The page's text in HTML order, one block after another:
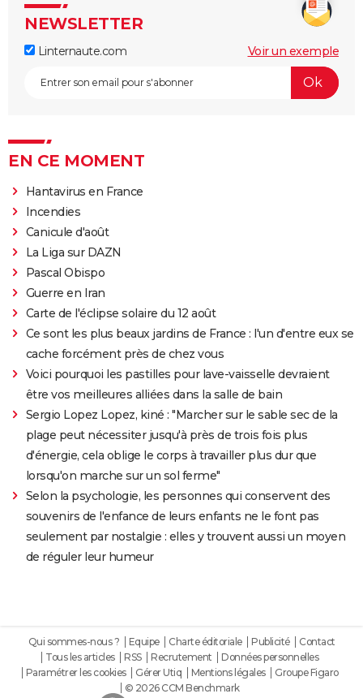
NEWSLETTER
Linternaute.com Voir un exemple
EN CE MOMENT
Hantavirus en France
Incendies
Canicule d'août
La Liga sur DAZN
Pascal Obispo
Guerre en Iran
Carte de l'éclipse solaire du 12 août
Ce sont les plus beaux jardins de France : l'un d'entre eux se
cache forcément près de chez vous
Voici pourquoi les pastilles pour lave-vaisselle devraient
être vos meilleures alliées dans la salle de bain
Sergio Lopez Lopez, kiné : "Marcher sur le sable sec de la
plage peut nécessiter jusqu'à près de trois fois plus
d'énergie, cela oblige le corps à travailler plus dur que
lorsqu'on marche sur un sol ferme"
Selon la psychologie, les personnes qui conservent des
souvenirs de l'enfance de leurs enfants ne le font pas
seulement par nostalgie : elles y trouvent aussi un moyen
de réguler leur humeur
Qui sommes-nous ? Equipe Charte éditoriale Publicité
Contact
Tous les articles
RSS Recrutement
Données personnelles
Paramétrer les cookies
Gérer Utiq Mentions légales
Groupe Figaro
© 2026 CCM Benchmark